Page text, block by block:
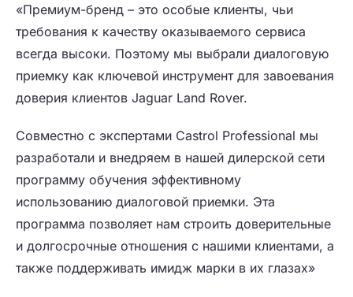
«Премиум-бренд – это особые клиенты, чьи
требования к качеству оказываемого сервиса
всегда высоки. Поэтому мы выбрали диалоговую
приемку как ключевой инструмент для завоевания
доверия клиентов Jaguar Land Rover.
Совместно с экспертами Castrol Professional мы
разработали и внедряем в нашей дилерской сети
программу обучения эффективному
использованию диалоговой приемки. Эта
программа позволяет нам строить доверительные
и долгосрочные отношения с нашими клиентами, а
также поддерживать имидж марки в их глазах»